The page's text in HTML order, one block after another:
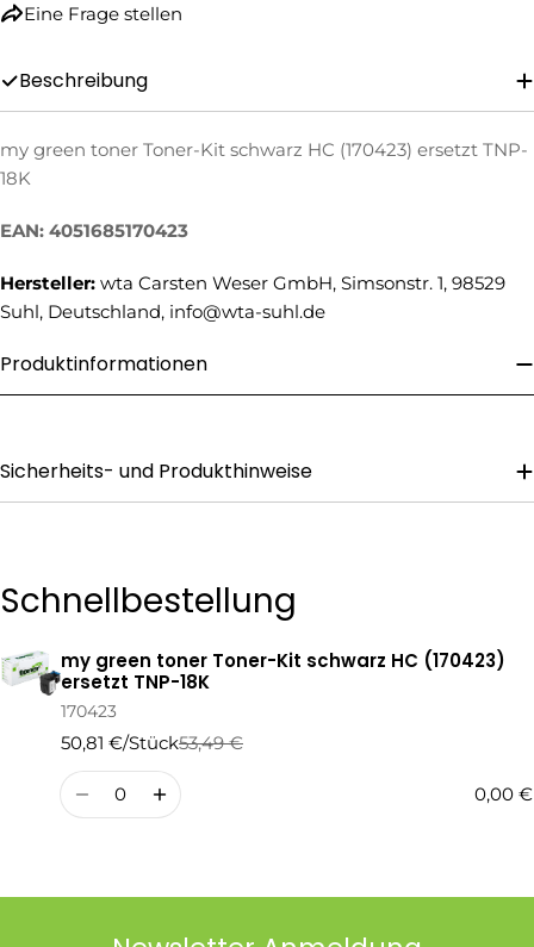
Eine Frage stellen
Eine Frage stellen
E-
Mail
Beschreibung
my green toner Toner-Kit schwarz HC (170423) ersetzt TNP-
18K
EAN: 4051685170423
Hersteller: wta Carsten Weser GmbH, Simsonstr. 1, 98529
Suhl, Deutschland, info@wta-suhl.de
Produktinformationen
Sicherheits- und Produkthinweise
Schnellbestellung
Ihr
Warenkorb
my green toner Toner-Kit schwarz HC (170423)
ersetzt TNP-18K
170423
50,81 €/Stück
Regulärer
Preis
53,49 €
Verkaufspreis
Menge
0,00 €